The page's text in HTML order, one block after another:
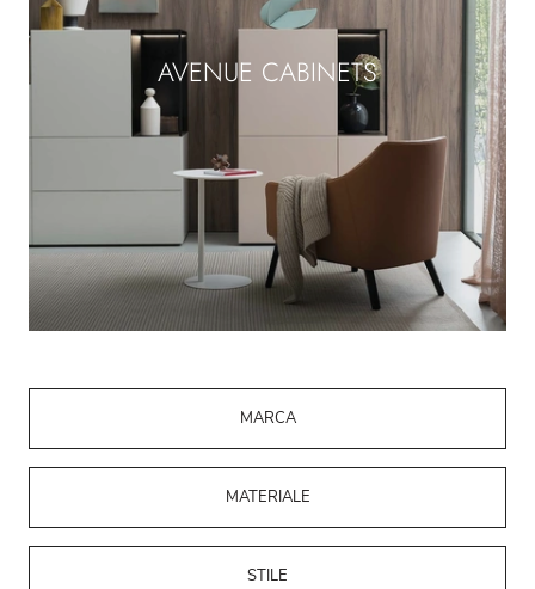
MARCA
MATERIALE
STILE
AVENUE CABINETS